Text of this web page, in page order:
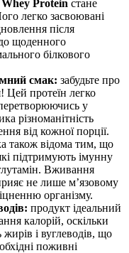
Protein стане
легко засвоювані
після
щоденного
білкового
смак: забудьте про
Цей протеїн легко
у
різноманітність
від кожної порції.
також відома тим, що
підтримують імунну
Вживання
не лише м’язовому
організму.
продукт ідеальний
калорій, оскільки
жирів і вуглеводів, що
поживні